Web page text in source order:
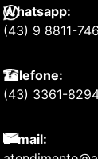
Whatsapp:
(43) 9 8811-
Telefone:
(43) 3361-
E-mail: